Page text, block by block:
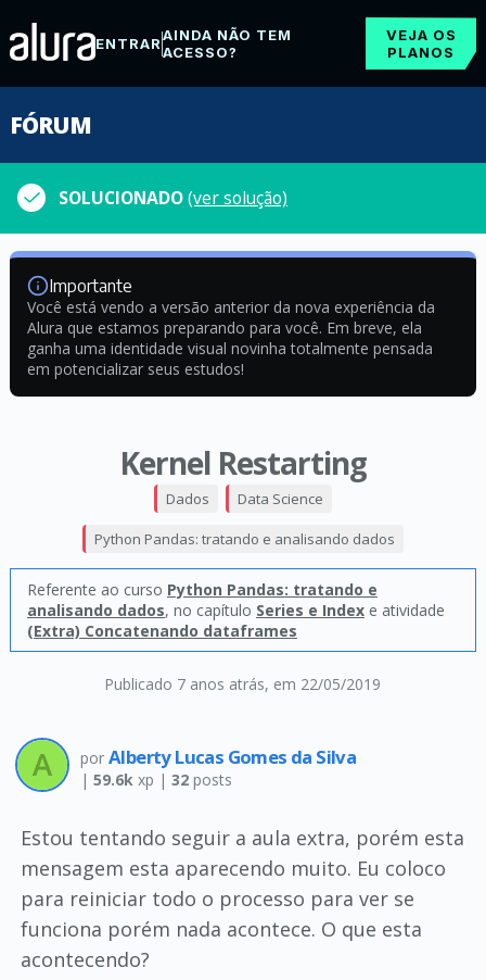
ENTRARAINDA NÃO TEM
ACESSO?
VEJA OS
PLANOS
FÓRUM
SOLUCIONADO(ver solução)
Importante
Você está vendo a versão anterior da nova experiência da
Alura que estamos preparando para você. Em breve, ela
ganha uma identidade visual novinha totalmente pensada
em potencializar seus estudos!
Kernel Restarting
Publicado 7 anos atrás, em 22/05/2019
Dados Data Science
Python Pandas: tratando e analisando dados
Referente ao curso Python Pandas: tratando e
analisando dados, no capítulo Series e Indexe atividade
(Extra) Concatenando dataframes
por Alberty Lucas Gomes da Silva
| 59.6kxp | 32posts
Estou tentando seguir a aula extra, porém esta
mensagem esta aparecendo muito. Eu coloco
para reiniciar todo o processo para ver se
funciona porém nada acontece. O que esta
acontecendo?